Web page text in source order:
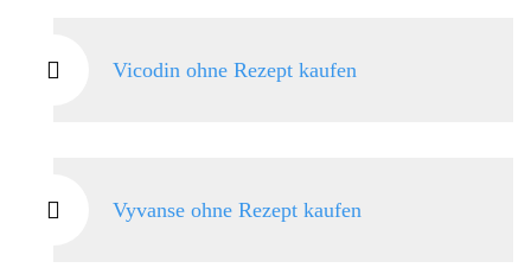
Vicodin ohne Rezept kaufen
Vyvanse ohne Rezept kaufen